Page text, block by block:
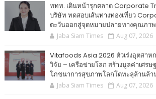
ททท. เดินหน้ารุกตลาด Corporate
บริษัท ทดสอบเส้นทางท่องเที่ยว
ตะวันออกสู่จุดหมายปลายทางคุณภาพ
Jaba Siam Times Aug 07, 2026
Vitafoods Asia 2026 ตัวเร่งอุตสาห
วิจัย – เครือข่ายโลก สร้างมูลค่าเศร
โภชนาการสุขภาพโลกโตทะลุล้านล้า
Jaba Siam Times Aug 07, 2026